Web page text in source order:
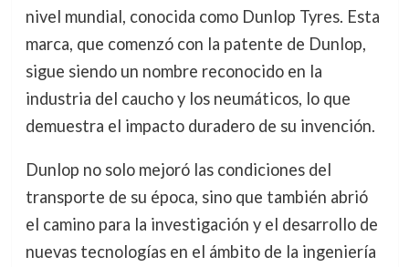
nivel mundial, conocida como Dunlop Tyres. Esta
marca, que comenzó con la patente de Dunlop,
sigue siendo un nombre reconocido en la
industria del caucho y los neumáticos, lo que
demuestra el impacto duradero de su invención.
Dunlop no solo mejoró las condiciones del
transporte de su época, sino que también abrió
el camino para la investigación y el desarrollo de
nuevas tecnologías en el ámbito de la ingeniería